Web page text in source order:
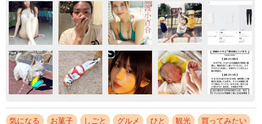
気になる お菓子 しごと グルメ ひと 観光 買ってみたい